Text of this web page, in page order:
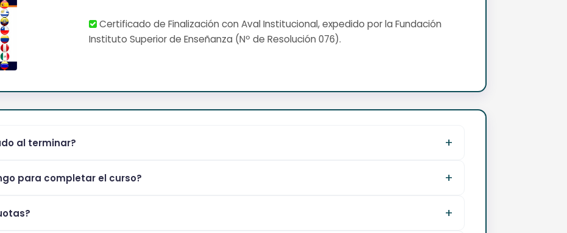
Certificado de Finalización con Aval Institucional, expedido por la Fundación
Instituto Superior de Enseñanza (Nº de Resolución 076).
al terminar?
para completar el curso?